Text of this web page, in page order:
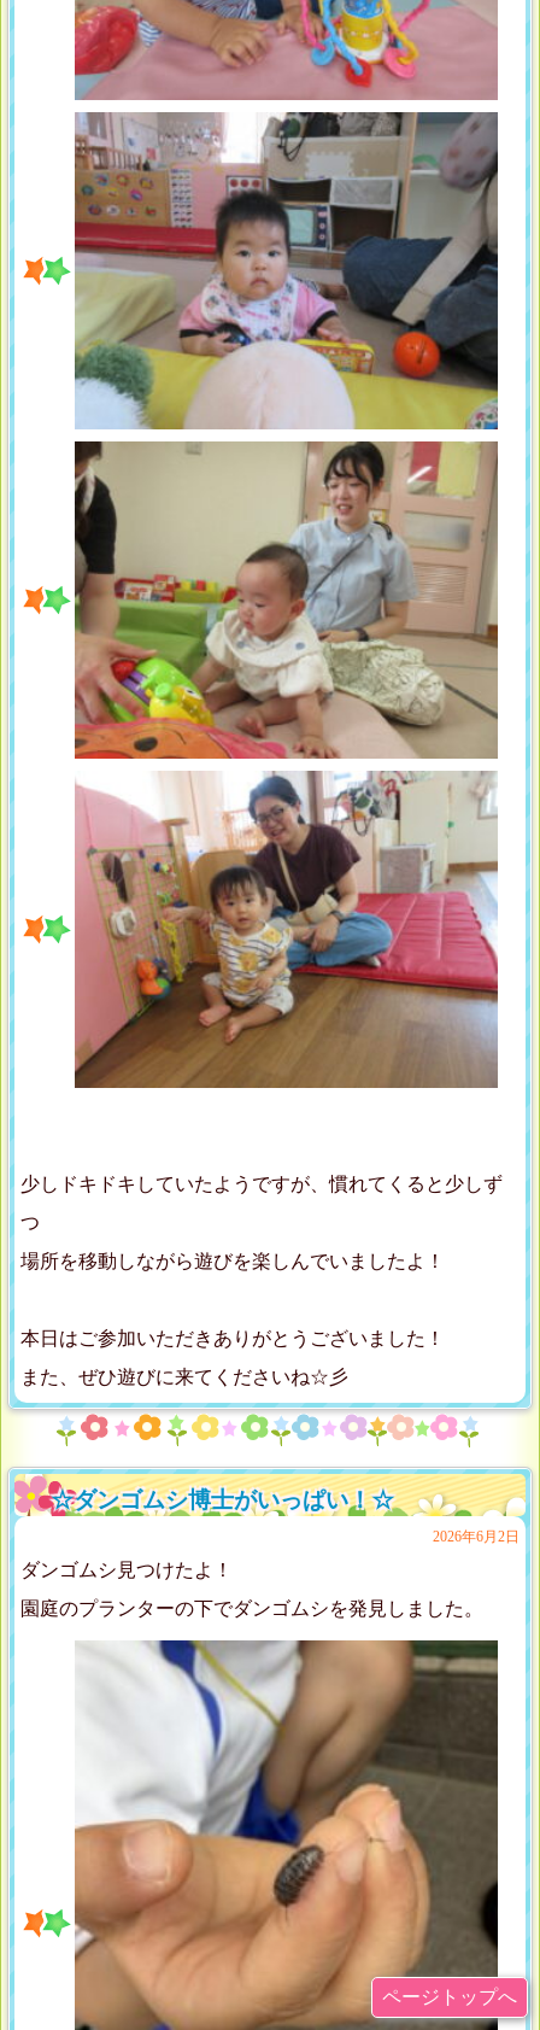
少しドキドキしていたようですが、慣れてくると少しず
つ
場所を移動しながら遊びを楽しんでいましたよ！
本日はご参加いただきありがとうございました！
また、ぜひ遊びに来てくださいね☆彡
☆ダンゴムシ博士がいっぱい！☆
2026年6月2日
ダンゴムシ見つけたよ！
園庭のプランターの下でダンゴムシを発見しました。
ページトップへ